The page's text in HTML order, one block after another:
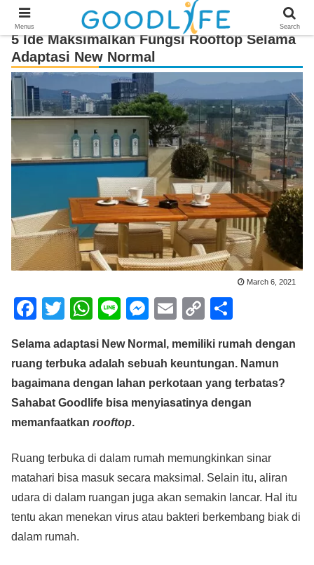
5 Ide Maksimalkan Fungsi Rooftop Selama
Adaptasi New Normal
March 6, 2021
F
c
e
b
o
k
T
tt
er
W
at
s
A
p
Li
e
M
ss
e
n
E
ail
C
p
y
Li
ar
e
Selama adaptasi New Normal, memiliki rumah dengan
ruang terbuka adalah sebuah keuntungan. Namun
bagaimana dengan lahan perkotaan yang terbatas?
Sahabat Goodlife bisa menyiasatinya dengan
memanfaatkan rooftop.
Ruang terbuka di dalam rumah memungkinkan sinar
matahari bisa masuk secara maksimal. Selain itu, aliran
udara di dalam ruangan juga akan semakin lancar. Hal itu
tentu akan menekan virus atau bakteri berkembang biak di
dalam rumah.
Menus Search